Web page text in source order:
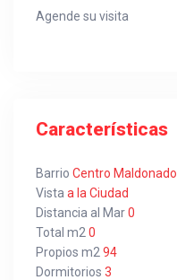
Agende su visita
Características
Barrio Centro Maldonado
Vista a la Ciudad
Distancia al Mar0
Total m2 0
Propios m2 94
Dormitorios 3